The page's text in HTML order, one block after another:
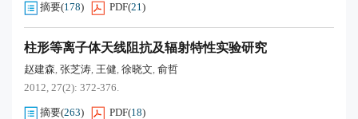
摘要(178) PDF(21)
柱形等离子体天线阻抗及辐射特性实验研究
赵建森, 张芝涛, 王健, 徐晓文, 俞哲
2012, 27(2): 372-376.
摘要(263) PDF(18)